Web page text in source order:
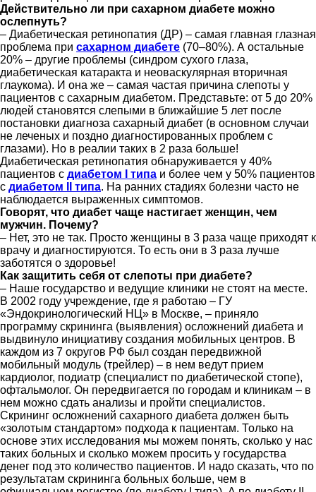
Действительно ли при сахарном диабете можно
ослепнуть?
– Диабетическая ретинопатия (ДР) – самая главная глазная
проблема при сахарном диабете (70–80%). А остальные
20% – другие проблемы (синдром сухого глаза,
диабетическая катаракта и неоваскулярная вторичная
глаукома). И она же – самая частая причина слепоты у
пациентов с сахарным диабетом. Представьте: от 5 до 20%
людей становятся слепыми в ближайшие 5 лет после
постановки диагноза сахарный диабет (в основном случаи
не леченых и поздно диагностированных проблем с
глазами). Но в реалии таких в 2 раза больше!
Диабетическая ретинопатия обнаруживается у 40%
пациентов с диабетом I типа и более чем у 50% пациентов
с диабетом II типа. На ранних стадиях болезни часто не
наблюдается выраженных симптомов.
Говорят, что диабет чаще настигает женщин, чем
мужчин. Почему?
– Нет, это не так. Просто женщины в 3 раза чаще приходят к
врачу и диагностируются. То есть они в 3 раза лучше
заботятся о здоровье!
Как защитить себя от слепоты при диабете?
– Наше государство и ведущие клиники не стоят на месте.
В 2002 году учреждение, где я работаю – ГУ
«Эндокринологический НЦ» в Москве, – приняло
программу скрининга (выявления) осложнений диабета и
выдвинуло инициативу создания мобильных центров. В
каждом из 7 округов РФ был создан передвижной
мобильный модуль (трейлер) – в нем ведут прием
кардиолог, подиатр (специалист по диабетической стопе),
офтальмолог. Он передвигается по городам и клиникам – в
нем можно сдать анализы и пройти специалистов.
Скрининг осложнений сахарного диабета должен быть
«золотым стандартом» подхода к пациентам. Только на
основе этих исследования мы можем понять, сколько у нас
таких больных и сколько можем просить у государства
денег под это количество пациентов. И надо сказать, что по
результатам скрининга больных больше, чем в